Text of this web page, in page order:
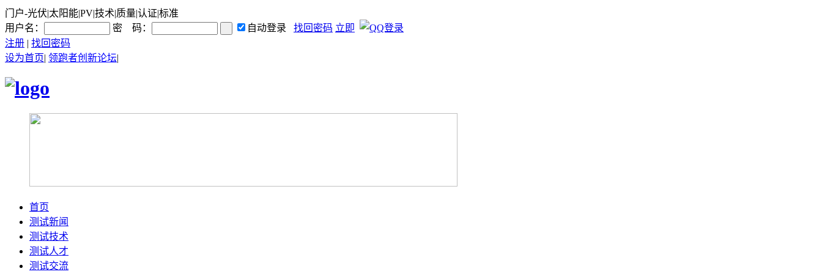
门户-光伏|太阳能|PV|技术|质量|认证|标准
用户名：
密 码： 自动登录 找回密码 立即
注册 | 找回密码
设为首页| 领跑者创新论坛|
首页
测试新闻
测试技术
测试人才
测试交流